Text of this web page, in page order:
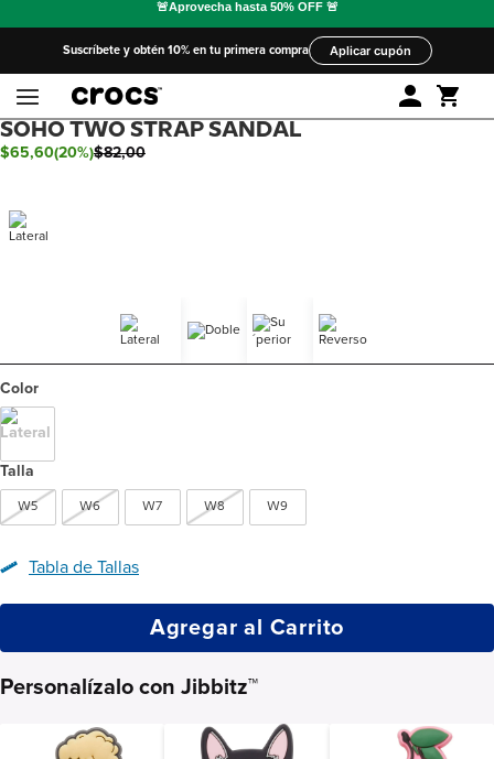
Suscríbete y obtén 10% en tu primera compra Aplicar cupón
SOHO TWO STRAP SANDAL
$65,60(20%)$82,00
Talla
W5 W6 W7 W8 W9
Color
Tabla de Tallas
Agregar al Carrito
Personalízalo con Jibbitz™